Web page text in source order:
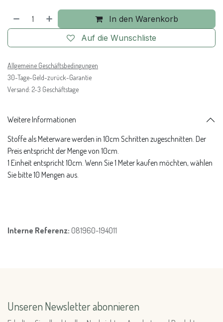
In den Warenkorb
Auf die Wunschliste
Allgemeine Geschäftsbedingungen
30-Tage-Geld-zurück-Garantie
Versand: 2-3 Geschäftstage
Weitere Informationen
Stoffe als Meterware werden in 10cm Schritten zugeschnitten. Der
Preis entspricht der Menge von 10cm.
1 Einheit entspricht 10cm. Wenn Sie 1 Meter kaufen möchten, wählen
Sie bitte 10 Mengen aus.
Interne Referenz: 081960-194011
Unseren Newsletter abonnieren